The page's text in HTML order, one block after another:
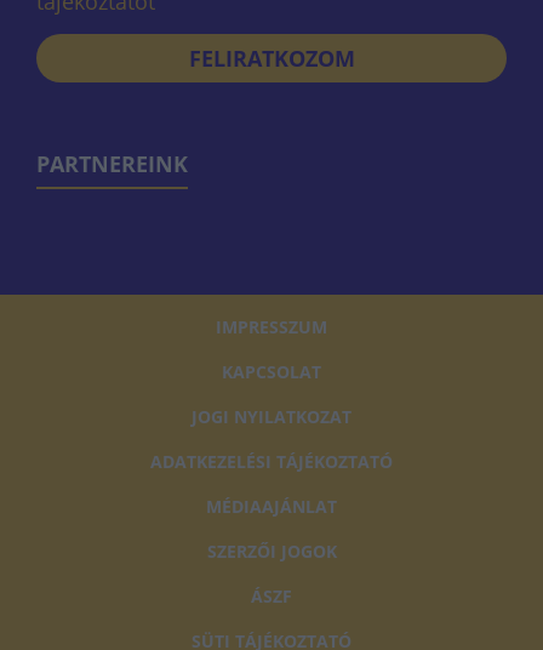
FELIRATKOZOM
PARTNEREINK
IMPRESSZUM
KAPCSOLAT
JOGI NYILATKOZAT
ADATKEZELÉSI TÁJÉKOZTATÓ
MÉDIAAJÁNLAT
SZERZŐI JOGOK
ÁSZF
SÜTI TÁJÉKOZTATÓ